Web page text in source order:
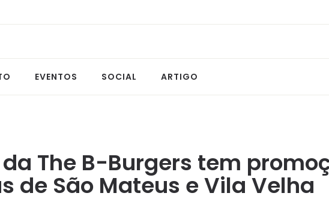
EVENTOS SOCIAL ARTIGO
The B-Burgers tem
de São Mateus e Vila Velha